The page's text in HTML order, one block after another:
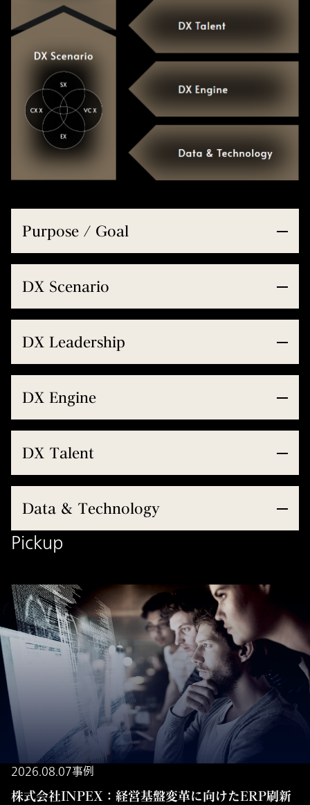
Purpose / Goal
DX Scenario
DX Leadership
DX Engine
DX Talent
Data & Technology
Pickup
2026.08.07事例
株式会社INPEX：経営基盤変革に向けたERP刷新